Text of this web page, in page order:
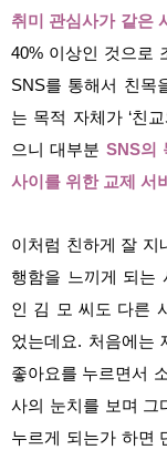
취미 관심사가 같은
40% 이상인 것으로
SNS를 통해서 친목
는 목적 자체가 ‘친
으니 대부분 SNS의
사이를 위한 교제 서
이처럼 친하게 잘 지
행함을 느끼게 되는
인 김 모 씨도 다른
었는데요. 처음에는
좋아요를 누르면서
사의 눈치를 보며 그
누르게 되는가 하면